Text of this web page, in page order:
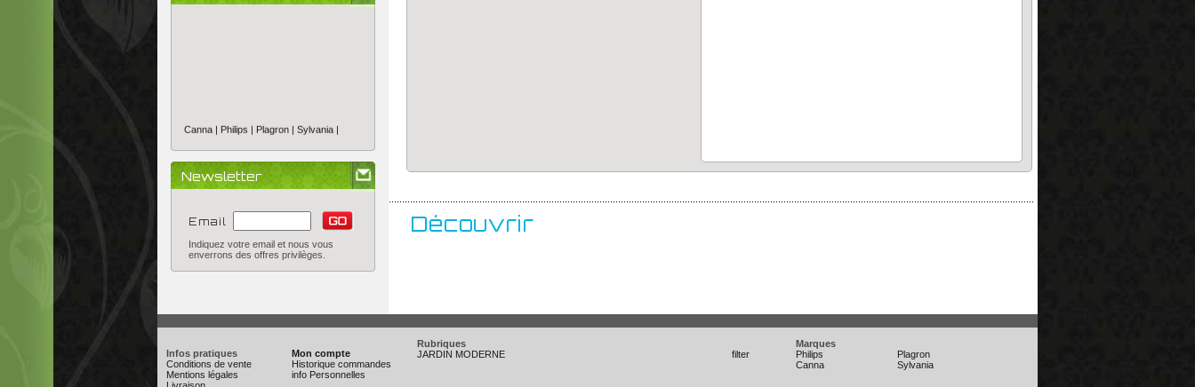
Newsletter
Email
Indiquez votre email et nous vous
enverrons des offres privilèges.
Découvrir
Infos pratiques
Conditions de vente
Mentions légales
Mon compte
Historique commandes
info Personnelles
Rubriques
JARDIN MODERNE
filter
Marques
Philips
Plagron
Canna
Sylvania